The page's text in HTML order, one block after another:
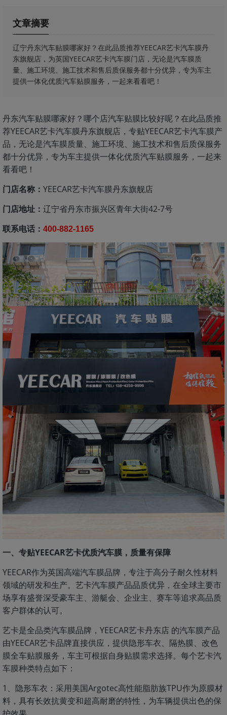
文章摘要
辽宁丹东汽车贴膜哪家好？在此品质推荐YEECAR艺卡汽车膜丹
东旗舰店，为英国YEECAR艺卡汽车膜门店，无论是汽车膜质
量、施工环境、施工技术和售后质保服务都十分优异，专为车主
提供一体化优质汽车贴膜服务，一起来看看吧！
丹东汽车贴膜哪家好？哪个店汽车贴膜比较好呢？在此品质推
荐YEECAR艺卡汽车膜丹东旗舰店，专贴YEECAR艺卡汽车膜产
品，无论是汽车膜质量、施工环境、施工技术和售后质保服务
都十分优异，专为车主提供一体化优质汽车贴膜服务，一起来
看看吧！
门店名称： YEECAR艺卡汽车膜丹东旗舰店
门店地址： 辽宁省丹东市振兴区青年大街42-7号
联系电话： 400-882-1165
一、专贴YEECAR艺卡优质汽车膜，质量有保障
YEECAR作为英国高端汽车膜品牌，专注于高分子耐久性材料
领域的研发和生产。艺卡汽车膜产品品质优异，在全球主要市
场享有盛誉深受豪车主、游艇会、企业主、赛车等追求高品质
客户群体的认可。
艺卡是全品类汽车膜品牌，YEECAR艺卡丹东店 的汽车膜产品
由YEECAR艺卡品牌直接供应，提供隐形车衣、隔热膜、改色
膜全车贴膜服务，车主可根据自身贴膜需求选择。每个艺卡汽
车膜种类特点如下：
1、隐形车衣：采用美国Argotec高性能脂肪族TPU作为原膜材
料，具有长效抗黄变和超高耐磨的特性，为车辆提供出色的保